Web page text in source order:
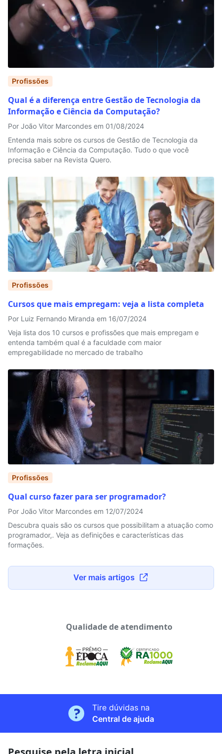
Ver mais artigos
Profissões
Qual é a diferença entre Gestão de Tecnologia da
Informação e Ciência da Computação?
Por João Vitor Marcondes em 01/08/2024
Entenda mais sobre os cursos de Gestão de Tecnologia da
Informação e Ciência da Computação. Tudo o que você
precisa saber na Revista Quero.
Profissões
Cursos que mais empregam: veja a lista completa
Por Luiz Fernando Miranda em 16/07/2024
Veja lista dos 10 cursos e profissões que mais empregam e
entenda também qual é a faculdade com maior
empregabilidade no mercado de trabalho
Profissões
Qual curso fazer para ser programador?
Por João Vitor Marcondes em 12/07/2024
Descubra quais são os cursos que possibilitam a atuação como
programador,. Veja as definições e características das
formações.
Qualidade de atendimento
Tire dúvidas na
Central de ajuda